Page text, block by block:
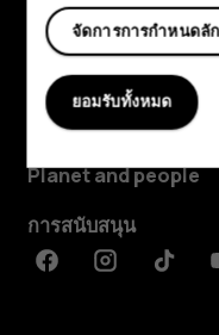
สำรวจ
เกี่ยวกับ
Planet and people
การสนับสนุน
FacebookInstagramTiktok
จัดการการกำหนดลั
ยอมรับทั้งหมด